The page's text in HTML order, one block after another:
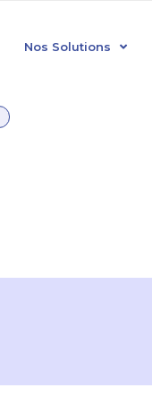
Nos Solutions